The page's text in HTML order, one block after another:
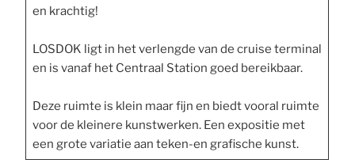
en krachtig!
LOSDOK ligt in het verlengde van de cruise terminal
en is vanaf het Centraal Station goed bereikbaar.
Deze ruimte is klein maar fijn en biedt vooral ruimte
voor de kleinere kunstwerken. Een expositie met
een grote variatie aan teken-en grafische kunst.